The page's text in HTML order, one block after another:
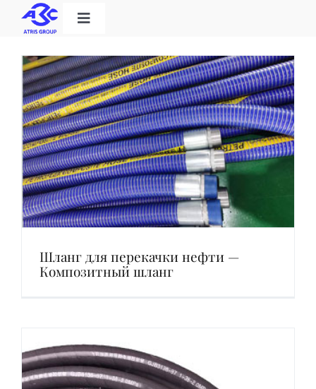
content
Toggle
Home
Категория продукта
Решения
О нас
Search
Шланг для перекачки нефти —
Композитный шланг